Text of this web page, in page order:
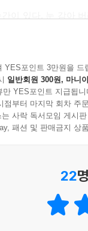
들은 각자의 벽에
보이는 나’가 아니
기의 걸음을 내딛
모든 얼굴이 우리
사실을 잊지 말아
게 휘둘리지 않는
마음속을 비추는
쫄쫄이에서 나오
어린이, 최악이
가)
YES포인트 3만원을 드
일반회원 300원, 마니
YES포인트 지급됩니
점부터 마지막 회차 주
사락 독서모임 게시
패션 및 판매금지 상
22